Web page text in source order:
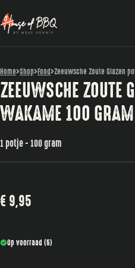
Home Shop Food Zeeuwsche Zoute Glazen
ZEEUWSCHE ZOUTE
WAKAME 100 GRAM
1 potje - 100 gram
€ 9,95
Op voorraad (5)